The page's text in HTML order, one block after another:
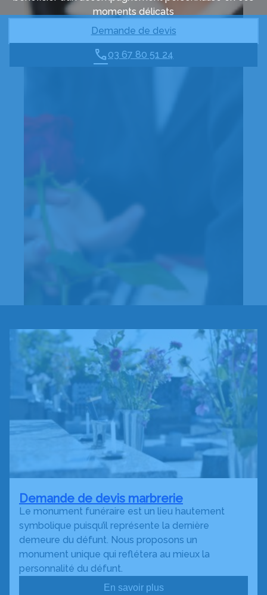
moments délicats
Demande de devis
03 67 80 51 24
Demande de devis marbrerie
Le monument funéraire est un lieu hautement
symbolique puisqu’il représente la dernière
demeure du défunt. Nous proposons un
monument unique qui reflétera au mieux la
personnalité du défunt.
En savoir plus